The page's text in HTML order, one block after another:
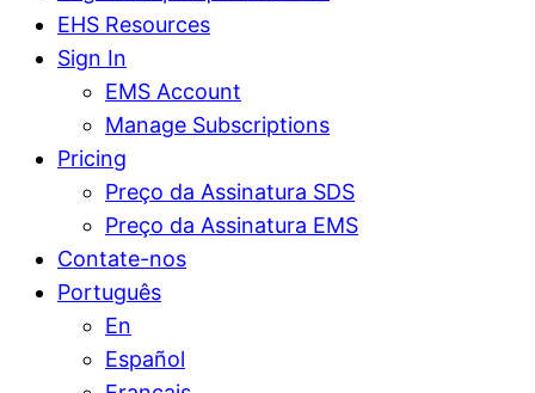
EHS Resources
Sign In
EMS Account
Manage Subscriptions
Pricing
Preço da Assinatura SDS
Preço da Assinatura EMS
Contate-nos
Português
En
Español